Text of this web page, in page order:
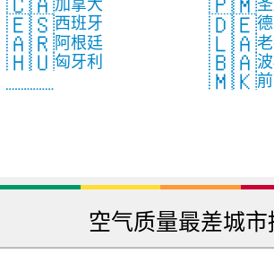
🇪🇸西班牙
🇦🇷阿根廷
🇭🇺匈牙利
🇩🇪
🇱🇦
国
🇧🇦
和国
🇲🇰
空气质量最差城市